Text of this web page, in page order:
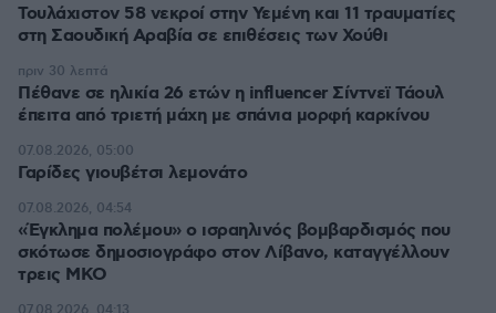
Τουλάχιστον 58 νεκροί στην Υεμένη και 11 τραυματίες
στη Σαουδική Αραβία σε επιθέσεις των Χούθι
Πέθανε σε ηλικία 26 ετών η influencer Σίντνεϊ Τάουλ
έπειτα από τριετή μάχη με σπάνια μορφή καρκίνου
πριν 30 λεπτά
Γαρίδες γιουβέτσι λεμονάτο
07.08.2026, 05:00
«Έγκλημα πολέμου» ο ισραηλινός βομβαρδισμός που
σκότωσε δημοσιογράφο στον Λίβανο, καταγγέλλουν
τρεις ΜΚΟ
07.08.2026, 04:54